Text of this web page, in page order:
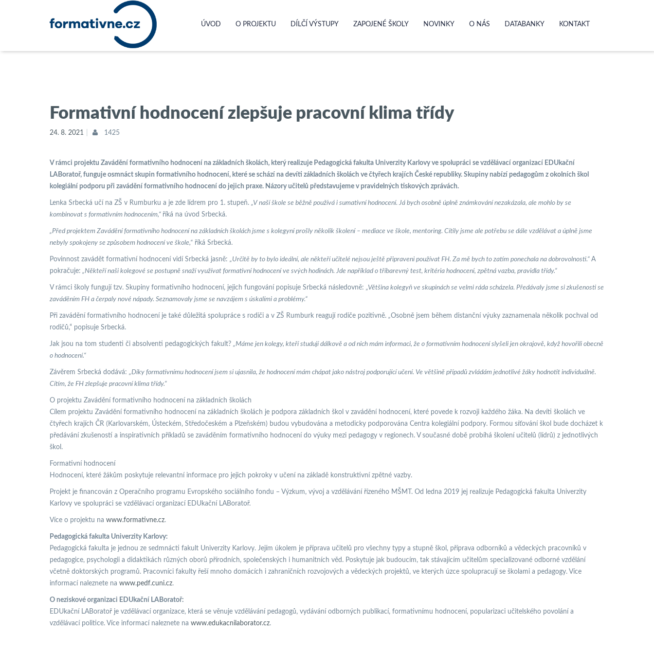
ÚVOD O PROJEKTU DÍLČÍ VÝSTUPY ZAPOJENÉ ŠKOLY NOVINKY O NÁS DATABANKY KONTAKT
Formativní hodnocení zlepšuje pracovní klima třídy
24. 8. 2021 1425
V rámci projektu Zavádění formativního hodnocení na základních školách, který realizuje Pedagogická fakulta Univerzity Karlovy ve spolupráci se vzdělávací organizací EDUkační
LABoratoř, funguje osmnáct skupin formativního hodnocení, které se schází na devíti základních školách ve čtyřech krajích České republiky. Skupiny nabízí pedagogům z okolních škol
kolegiální podporu při zavádění formativního hodnocení do jejich praxe. Názory učitelů představujeme v pravidelných tiskových zprávách.
Lenka Srbecká učí na ZŠ v Rumburku a je zde lídrem pro 1. stupeň. „V naší škole se běžně používá i sumativní hodnocení. Já bych osobně úplně známkování nezakázala, ale mohlo by se
kombinovat s formativním hodnocením,“ říká na úvod Srbecká.
„Před projektem Zavádění formativního hodnocení na základních školách jsme s kolegyní prošly několik školení – mediace ve škole, mentoring. Cítily jsme ale potřebu se dále vzdělávat a úplně jsme
nebyly spokojeny se způsobem hodnocení ve škole,“ říká Srbecká.
Povinnost zavádět formativní hodnocení vidí Srbecká jasně: „Určitě by to bylo ideální, ale někteří učitelé nejsou ještě připraveni používat FH. Za mě bych to zatím ponechala na dobrovolnosti.“ A
pokračuje: „Někteří naši kolegové se postupně snaží využívat formativní hodnocení ve svých hodinách. Jde například o tříbarevný test, kritéria hodnocení, zpětná vazba, pravidla třídy.“
V rámci školy fungují tzv. Skupiny formativního hodnocení, jejich fungování popisuje Srbecká následovně: „Většina kolegyň ve skupinách se velmi ráda scházela. Předávaly jsme si zkušenosti se
zaváděním FH a čerpaly nové nápady. Seznamovaly jsme se navzájem s úskalími a problémy.“
Při zavádění formativního hodnocení je také důležitá spolupráce s rodiči a v ZŠ Rumburk reagují rodiče pozitivně. „Osobně jsem během distanční výuky zaznamenala několik pochval od
rodičů,“ popisuje Srbecká.
Jak jsou na tom studenti či absolventi pedagogických fakult? „Máme jen kolegy, kteří studují dálkově a od nich mám informaci, že o formativním hodnocení slyšeli jen okrajově, když hovořili obecně
o hodnocení.“
Závěrem Srbecká dodává: „Díky formativnímu hodnocení jsem si ujasnila, že hodnocení mám chápat jako nástroj podporující učení. Ve většině případů zvládám jednotlivé žáky hodnotit individuálně.
Cítím, že FH zlepšuje pracovní klima třídy.“
O projektu Zavádění formativního hodnocení na základních školách
Cílem projektu Zavádění formativního hodnocení na základních školách je podpora základních škol v zavádění hodnocení, které povede k rozvoji každého žáka. Na devíti školách ve
čtyřech krajích ČR (Karlovarském, Ústeckém, Středočeském a Plzeňském) budou vybudována a metodicky podporována Centra kolegiální podpory. Formou síťování škol bude docházet k
předávání zkušeností a inspirativních příkladů se zaváděním formativního hodnocení do výuky mezi pedagogy v regionech. V současné době probíhá školení učitelů (lídrů) z jednotlivých
škol.
Formativní hodnocení
Hodnocení, které žákům poskytuje relevantní informace pro jejich pokroky v učení na základě konstruktivní zpětné vazby.
Projekt je financován z Operačního programu Evropského sociálního fondu – Výzkum, vývoj a vzdělávání řízeného MŠMT. Od ledna 2019 jej realizuje Pedagogická fakulta Univerzity
Karlovy ve spolupráci se vzdělávací organizací EDUkační LABoratoř.
Více o projektu na www.formativne.cz.
Pedagogická fakulta Univerzity Karlovy:
Pedagogická fakulta je jednou ze sedmnácti fakult Univerzity Karlovy. Jejím úkolem je příprava učitelů pro všechny typy a stupně škol, příprava odborníků a vědeckých pracovníků v
pedagogice, psychologii a didaktikách různých oborů přírodních, společenských i humanitních věd. Poskytuje jak budoucím, tak stávajícím učitelům specializované odborné vzdělání
včetně doktorských programů. Pracovníci fakulty řeší mnoho domácích i zahraničních rozvojových a vědeckých projektů, ve kterých úzce spolupracují se školami a pedagogy. Více
informací naleznete na www.pedf.cuni.cz.
O neziskové organizaci EDUkační LABoratoř:
EDUkační LABoratoř je vzdělávací organizace, která se věnuje vzdělávání pedagogů, vydávání odborných publikací, formativnímu hodnocení, popularizaci učitelského povolání a
vzdělávací politice. Více informací naleznete na www.edukacnilaborator.cz.